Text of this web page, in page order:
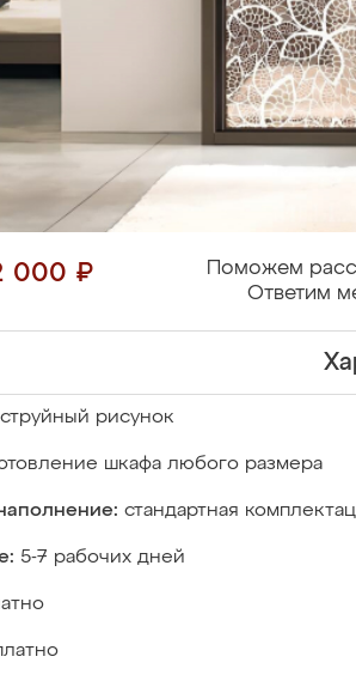
000 ₽
Поможем
Ответим
рисунок
шкафа любого размера
стандартная
5-7 рабочих дней